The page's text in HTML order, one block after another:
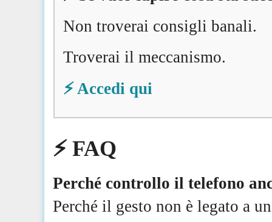
Non troverai consigli banali.
Troverai il meccanismo.
⚡️ Accedi qui
⚡️ FAQ
Perché controllo il telefono
Perché il gesto non è legato a